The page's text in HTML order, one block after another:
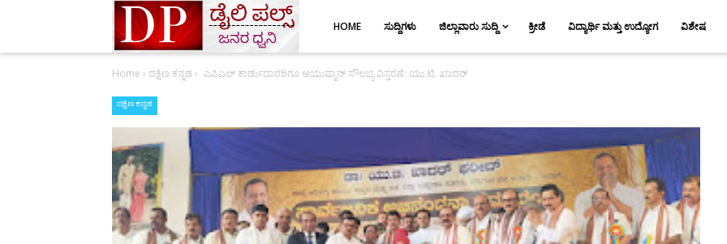
HOME ಸುದ್ದಿಗಳು ಜಿಲ್ಲಾವಾರು ಸುದ್ದಿ ಕ್ರೀಡೆ ವಿದ್ಯಾರ್ಥಿ ಮತ್ತು ಉದ್ಯೋಗ ವಿಶೇಷ
Home › ದಕ್ಷಿಣ ಕನ್ನಡ› ಎಪಿಎಲ್ ಕಾರ್ಡುದಾರರಿಗೂ ಆಯುಷ್ಮಾನ್ ಸೌಲಭ್ಯ ವಿಸ್ತರಣೆ: ಯು.ಟಿ. ಖಾದರ್
ದಕ್ಷಿಣ ಕನ್ನಡ